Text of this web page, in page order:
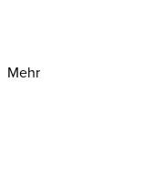
Mehr